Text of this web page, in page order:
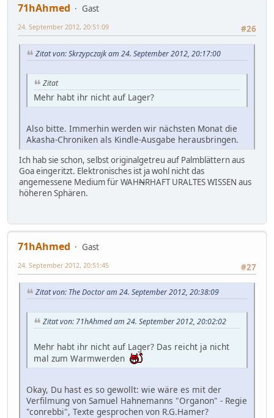
71hAhmed
Gast
#26
24. September 2012, 20:51:09
Zitat von: Skrzypczajk am 24. September 2012, 20:17:00
Zitat
Mehr habt ihr nicht auf Lager?
Also bitte. Immerhin werden wir nächsten Monat die
Akasha-Chroniken als Kindle-Ausgabe herausbringen.
Ich hab sie schon, selbst originalgetreu auf Palmblättern aus
Goa eingeritzt. Elektronisches ist ja wohl nicht das
angemessene Medium für WAHNRHAFT URALTES WISSEN aus
höheren Sphären.
71hAhmed
Gast
#27
24. September 2012, 20:51:45
Zitat von: The Doctor am 24. September 2012, 20:38:09
Zitat von: 71hAhmed am 24. September 2012, 20:02:02
Mehr habt ihr nicht auf Lager? Das reicht ja nicht
mal zum Warmwerden
Okay, Du hast es so gewollt: wie wäre es mit der
Verfilmung von Samuel Hahnemanns "Organon" - Regie
"conrebbi", Texte gesprochen von R.G.Hamer?